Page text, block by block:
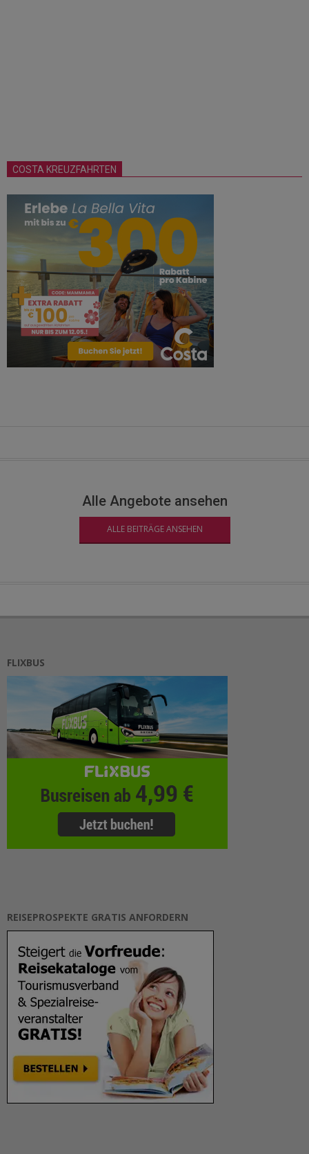
COSTA KREUZFAHRTEN
Alle Angebote ansehen
ALLE BEITRÄGE ANSEHEN
FLIXBUS
REISEPROSPEKTE GRATIS ANFORDERN